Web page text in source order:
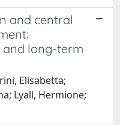
and central
and long-term
Elisabetta;
Lyall, Hermione;